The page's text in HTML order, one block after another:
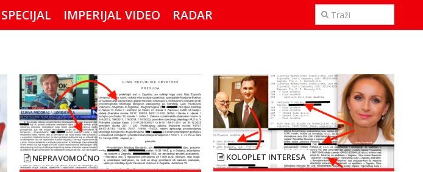
IMPERIJAL VIDEO
RADAR
NEPRAVOMOĆNO KOLOPLET INTERESA